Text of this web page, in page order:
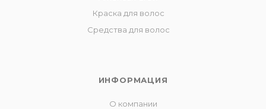
Краска для волос
Средства для волос
ИНФОРМАЦИЯ
О компании